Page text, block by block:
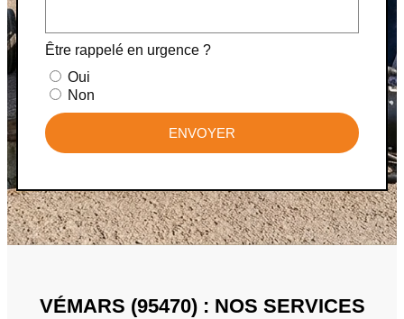
Être rappelé en urgence ?
Oui
Non
ENVOYER
VÉMARS (95470) : NOS SERVICES